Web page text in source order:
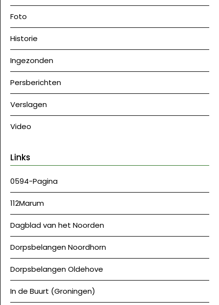
Foto
Historie
Ingezonden
Persberichten
Verslagen
Video
Links
0594-Pagina
112Marum
Dagblad van het Noorden
Dorpsbelangen Noordhorn
Dorpsbelangen Oldehove
In de Buurt (Groningen)